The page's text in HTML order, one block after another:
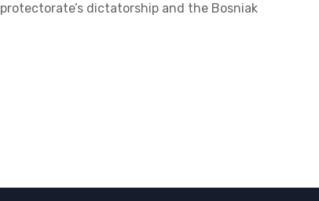
protectorate’s dictatorship and the Bosniak